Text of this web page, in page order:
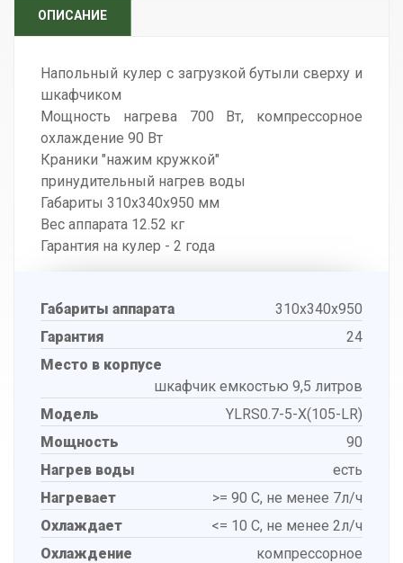
ОПИСАНИЕ
Напольный кулер с загрузкой бутыли сверху и
шкафчиком
Мощность нагрева 700 Вт, компрессорное
охлаждение 90 Вт
Краники "нажим кружкой"
принудительный нагрев воды
Габариты 310x340x950 мм
Вес аппарата 12.52 кг
Гарантия на кулер - 2 года
Габариты аппарата
310x340x950
Гарантия
24
Место в корпусе
шкафчик емкостью 9,5 литров
Модель
YLRS0.7-5-X(105-LR)
Мощность
90
Нагрев воды
есть
Нагревает
>= 90 С, не менее 7л/ч
Охлаждает
<= 10 С, не менее 2л/ч
Охлаждение
компрессорное